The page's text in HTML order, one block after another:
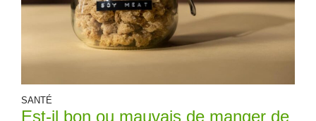
SANTÉ
Est-il bon ou mauvais de manger de